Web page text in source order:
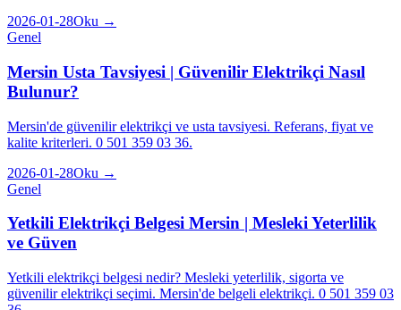
2026-01-28Oku →
Genel
Mersin Usta Tavsiyesi | Güvenilir Elektrikçi Nasıl
Bulunur?
Mersin'de güvenilir elektrikçi ve usta tavsiyesi. Referans, fiyat ve
kalite kriterleri. 0 501 359 03 36.
2026-01-28Oku →
Genel
Yetkili Elektrikçi Belgesi Mersin | Mesleki Yeterlilik
ve Güven
Yetkili elektrikçi belgesi nedir? Mesleki yeterlilik, sigorta ve
güvenilir elektrikçi seçimi. Mersin'de belgeli elektrikçi. 0 501 359 03